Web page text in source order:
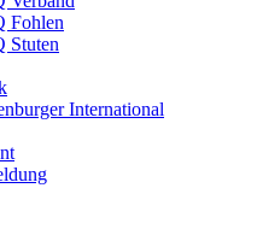
Fohlen
Stuten
International